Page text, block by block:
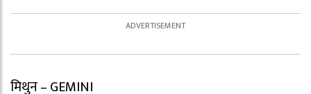
मिथुन – GEMINI